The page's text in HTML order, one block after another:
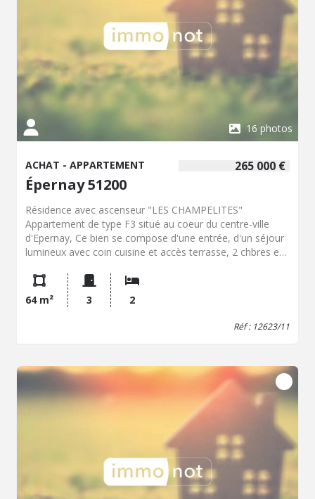
16 photos
265 000 €
ACHAT - APPARTEMENT
Épernay 51200
Résidence avec ascenseur "LES CHAMPELITES"
Appartement de type F3 situé au coeur du centre-ville
d'Epernay, Ce bien se compose d'une entrée, d'un séjour
lumineux avec coin cuisine et accès terrasse, 2 chbres et
64 m² 3 2
Réf : 12623/11